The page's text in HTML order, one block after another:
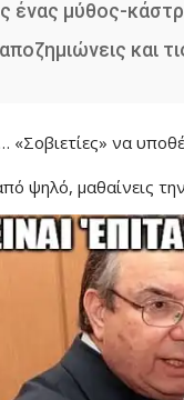
ένας μύθος-
και
«Σοβιετίες» να
ψηλό, μαθαίνεις